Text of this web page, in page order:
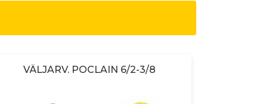
VÄLJARV. POCLAIN 6/2-3/8